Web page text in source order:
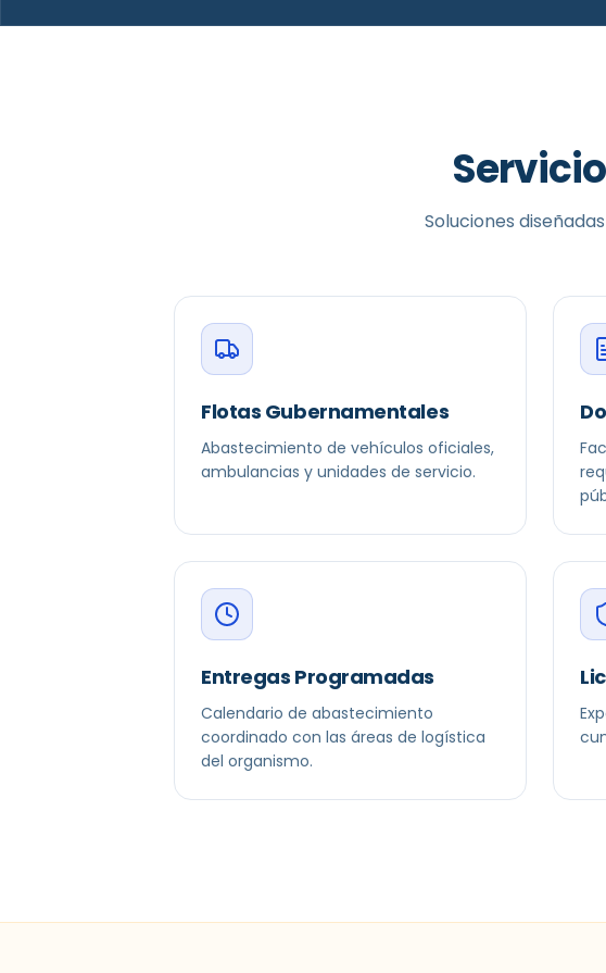
Soluciones
Flotas Gubernamentales
Abastecimiento de vehículos oficiales,
ambulancias y unidades de servicio.
Entregas Programadas
Calendario de abastecimiento
coordinado con las áreas de logística
del organismo.